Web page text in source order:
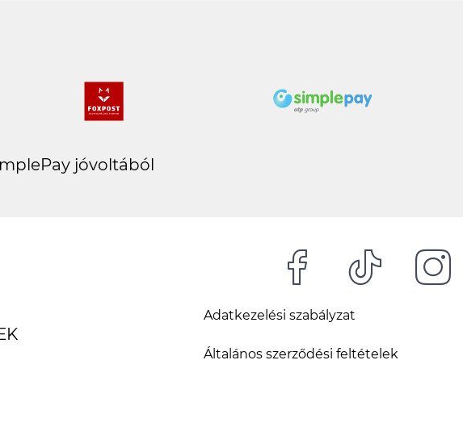
jóvoltából
Adatkezelési szabályzat
Általános szerződési feltételek